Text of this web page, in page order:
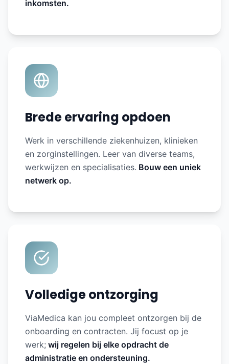
inkomsten.
Brede ervaring opdoen
Werk in verschillende ziekenhuizen, klinieken
en zorginstellingen. Leer van diverse teams,
werkwijzen en specialisaties. Bouw een uniek
netwerk op.
Volledige ontzorging
ViaMedica kan jou compleet ontzorgen bij de
onboarding en contracten. Jij focust op je
werk; wij regelen bij elke opdracht de
administratie en ondersteuning.